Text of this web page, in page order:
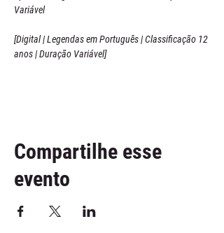
Variável
[Digital | Legendas em Português | Classificação 12
anos | Duração Variável]
Compartilhe esse
evento